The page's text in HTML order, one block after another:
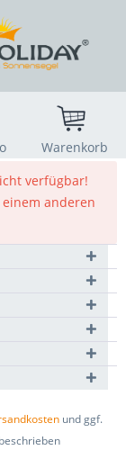
Warenkorb
verfügbar!
anderen
und ggf.